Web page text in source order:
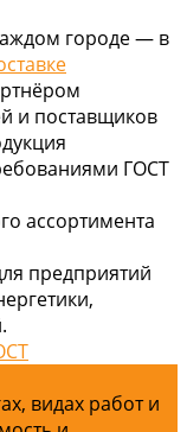
городе — в
и поставщиков
ГОСТ
ассортимента
предприятий
видах работ и